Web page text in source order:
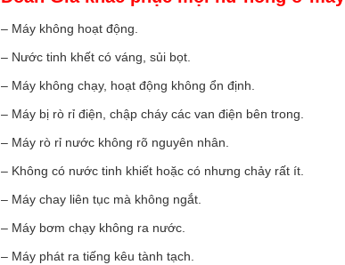
– Máy không hoạt động.
– Nước tinh khết có váng, sủi bọt.
– Máy không chạy, hoạt động không ổn định.
– Máy bị rò rỉ điện, chập cháy các van điện bên trong.
– Máy rò rỉ nước không rõ nguyên nhân.
– Không có nước tinh khiết hoặc có nhưng chảy rất ít.
– Máy chay liên tục mà không ngắt.
– Máy bơm chạy không ra nước.
– Máy phát ra tiếng kêu tành tạch.